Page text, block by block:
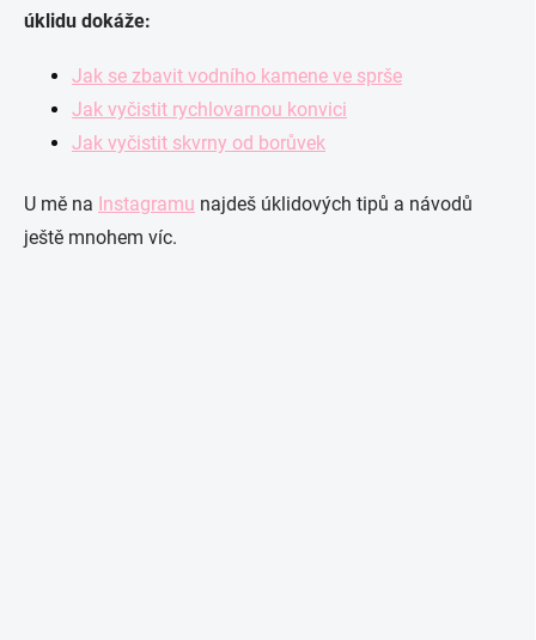
úklidu dokáže:
Jak se zbavit vodního kamene ve sprše
Jak vyčistit rychlovarnou konvici
Jak vyčistit skvrny od borůvek
U mě na Instagramu najdeš úklidových tipů a návodů
ještě mnohem víc.